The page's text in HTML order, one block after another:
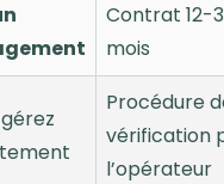
Contrat 12-
mois
Procédure
vérification
l’opérateur